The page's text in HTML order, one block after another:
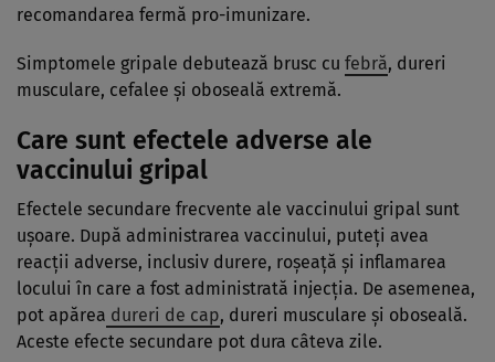
recomandarea fermă pro-imunizare.
Simptomele gripale debutează brusc cu febră, dureri
musculare, cefalee şi oboseală extremă.
Care sunt efectele adverse ale
vaccinului gripal
Efectele secundare frecvente ale vaccinului gripal sunt
uşoare. După administrarea vaccinului, puteţi avea
reacţii adverse, inclusiv durere, roşeaţă şi inflamarea
locului în care a fost administrată injecţia. De asemenea,
pot apărea dureri de cap, dureri musculare şi oboseală.
Aceste efecte secundare pot dura câteva zile.